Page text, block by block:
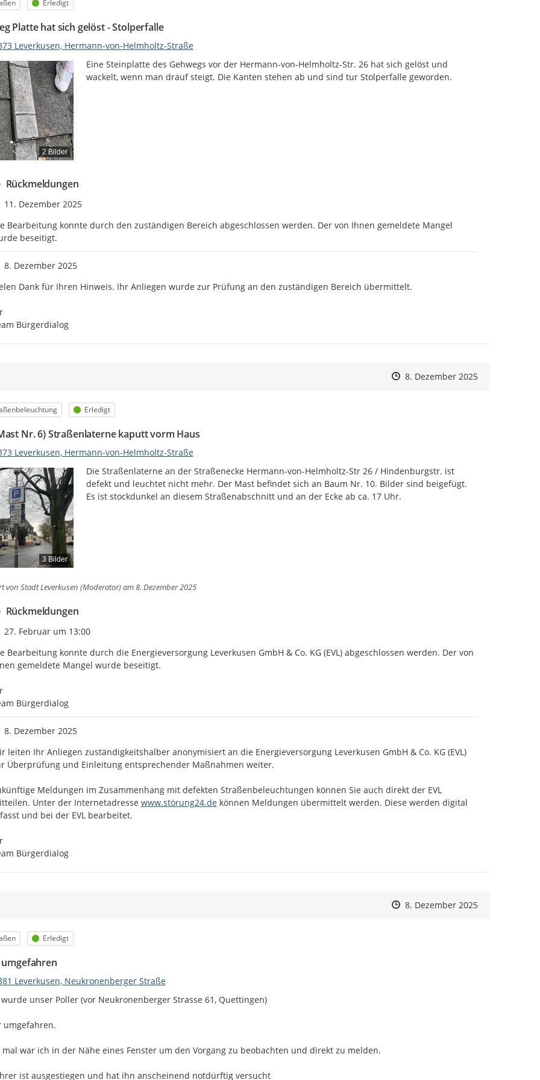
Status
Erledigt
Platte hat sich gelöst - Stolperfalle
Leverkusen, Hermann-von-Helmholtz-Straße
2 Bilder
Eine Steinplatte des Gehwegs vor der Hermann-von-Helmholtz-Str. 26 hat sich gelöst und
wackelt, wenn man drauf steigt. Die Kanten stehen ab und sind tur Stolperfalle geworden.
Rückmeldungen
Zeitpunkt des Erstellens
11. Dezember 2025
Bearbeitung konnte durch den zuständigen Bereich abgeschlossen werden. Der von Ihnen gemeldete Mangel
beseitigt.
Zeitpunkt des Erstellens
8. Dezember 2025
Dank für Ihren Hinweis. Ihr Anliegen wurde zur Prüfung an den zuständigen Bereich übermittelt.
Bürgerdialog
Zeitpunkt des Erstellens
Zeitpunkt des Erstellens
8. Dezember 2025Zur Äußerung
Status
Erledigt
Nr. 6) Straßenlaterne kaputt vorm Haus
Leverkusen, Hermann-von-Helmholtz-Straße
3 Bilder
Die Straßenlaterne an der Straßenecke Hermann-von-Helmholtz-Str 26 / Hindenburgstr. ist
defekt und leuchtet nicht mehr. Der Mast befindet sich an Baum Nr. 10. Bilder sind beigefügt.
Es ist stockdunkel an diesem Straßenabschnitt und an der Ecke ab ca. 17 Uhr.
von Stadt Leverkusen (Moderator)am 8. Dezember 2025
Rückmeldungen
Zeitpunkt des Erstellens
27. Februar um 13:00
Bearbeitung konnte durch die Energieversorgung Leverkusen GmbH & Co. KG (EVL) abgeschlossen werden. Der von
gemeldete Mangel wurde beseitigt.
Bürgerdialog
Zeitpunkt des Erstellens
8. Dezember 2025
leiten Ihr Anliegen zuständigkeitshalber anonymisiert an die Energieversorgung Leverkusen GmbH & Co. KG (EVL)
Überprüfung und Einleitung entsprechender Maßnahmen weiter.
Meldungen im Zusammenhang mit defekten Straßenbeleuchtungen können Sie auch direkt der EVL
Unter der Internetadresse http://
www.störung24.de können Meldungen übermittelt werden. Diese werden digital
und bei der EVL bearbeitet.
Bürgerdialog
Zeitpunkt des Erstellens
Zeitpunkt des Erstellens
8. Dezember 2025Zur Äußerung
Status
Erledigt
Leverkusen, Neukronenberger Straße
unser Poller (vor Neukronenberger Strasse 61, Quettingen)
umgefahren.
mal war ich in der Nähe eines Fenster um den Vorgang zu beobachten und direkt zu melden.
ist ausgestiegen und hat ihn anscheinend notdürftig versucht